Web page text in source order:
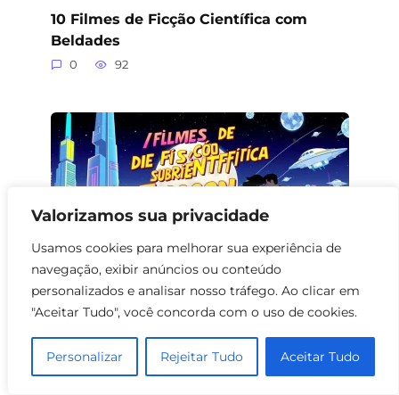
Valorizamos sua privacidade
Usamos cookies para melhorar sua experiência de
navegação, exibir anúncios ou conteúdo
personalizados e analisar nosso tráfego. Ao clicar em
"Aceitar Tudo", você concorda com o uso de cookies.
Personalizar Rejeitar Tudo Aceitar Tudo
10 Filmes de Ficção Científica com
Beldades
0 92
Filmes de Ficção Científica sobre
Encontros
0 69